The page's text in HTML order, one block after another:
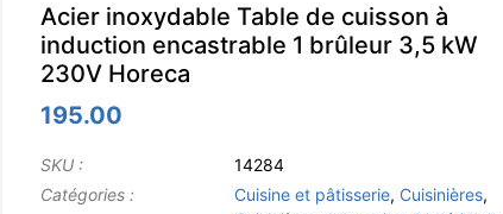
Acier inoxydable Table de cuisson à
induction encastrable 1 brûleur 3,5 kW
230V Horeca
195.00
SKU :
14284
Catégories :
Cuisine et pâtisserie, Cuisinières,